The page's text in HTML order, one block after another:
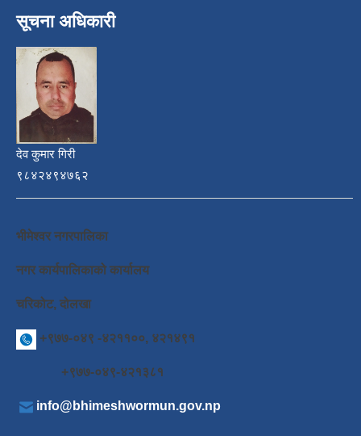
सूचना अधिकारी
देव कुमार गिरी
९८४२४९४७६२
भीमेश्वर नगरपालिका
नगर कार्यपालिकाको कार्यालय
चरिकोट, दोलखा
+९७७-०४९ -४२११००, ४२१४९१
+९७७-०४९-४२१३८१
info@bhimeshwormun.gov.np